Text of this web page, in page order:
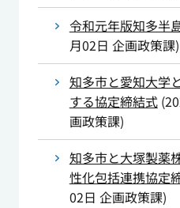
令和元年版知多半
月02日 企画政策課)
知多市と愛知大学
する協定締結式(
画政策課)
知多市と大塚製薬
性化包括連携協定
02日 企画政策課)